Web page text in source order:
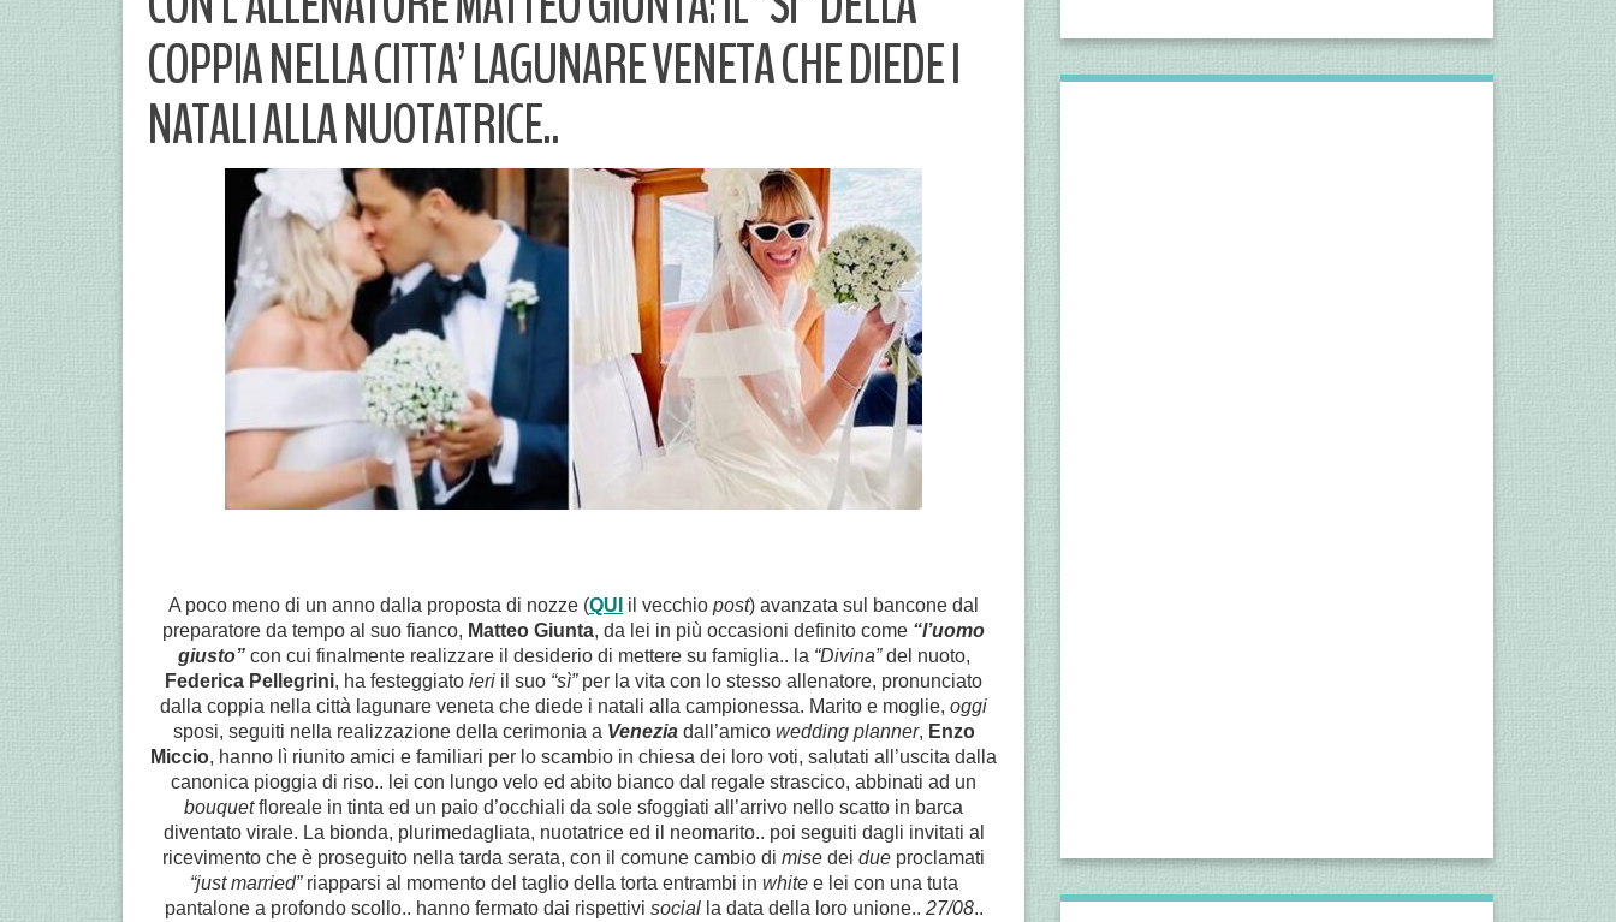
COPPIA NELLA CITTA’ LAGUNARE VENETA CHE DIEDE I
NATALI ALLA NUOTATRICE..
A poco meno di un anno dalla proposta di nozze (QUI il vecchio post) avanzata sul bancone dal
preparatore da tempo al suo fianco, Matteo Giunta, da lei in più occasioni definito come “l’uomo
giusto”con cui finalmente realizzare il desiderio di mettere su famiglia.. la “Divina”del nuoto,
Federica Pellegrini, ha festeggiato ieri il suo “sì”per la vita con lo stesso allenatore, pronunciato
dalla coppia nella città lagunare veneta che diede i natali alla campionessa. Marito e moglie, oggi
sposi, seguiti nella realizzazione della cerimonia a Veneziadall’amico wedding planner, Enzo
Miccio, hanno lì riunito amici e familiari per lo scambio in chiesa dei loro voti, salutati all’uscita dalla
canonica pioggia di riso.. lei con lungo velo ed abito bianco dal regale strascico, abbinati ad un
bouquetfloreale in tinta ed un paio d’occhiali da sole sfoggiati all’arrivo nello scatto in barca
diventato virale. La bionda, plurimedagliata, nuotatrice ed il neomarito.. poi seguiti dagli invitati al
ricevimento che è proseguito nella tarda serata, con il comune cambio di mise dei due proclamati
“just married”riapparsi al momento del taglio della torta entrambi in whitee lei con una tuta
pantalone a profondo scollo.. hanno fermato dai rispettivi socialla data della loro unione.. 27/08..